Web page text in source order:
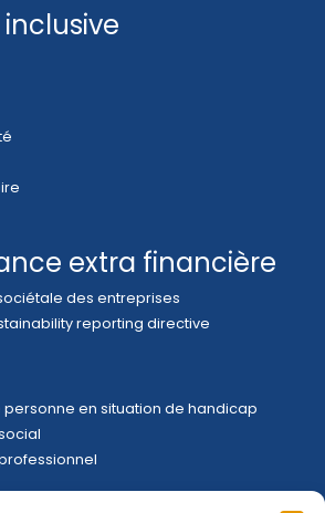
inclusive
extra financière
des entreprises
reporting directive
personne en situation de handicap